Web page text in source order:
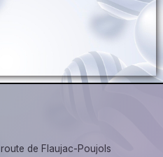
de Flaujac-Poujols